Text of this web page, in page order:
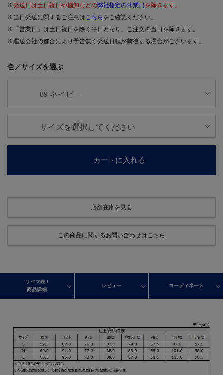
※発送日は土日祝日や棚卸などの弊社指定の休業日 を除きます。
※当日発送に関するご注意は こちら をご確認ください。
※「営業日」は土日祝日を除く平日となり、ご注文の当日を除きます。
※運送会社の都合により予告無く発送日程が前後する場合がございます。
色／サイズを選ぶ
カートに入れる
店舗在庫を見る
この商品に関するお問い合わせはこちら
サイズ表 /
商品詳細
レビュー コーディネート